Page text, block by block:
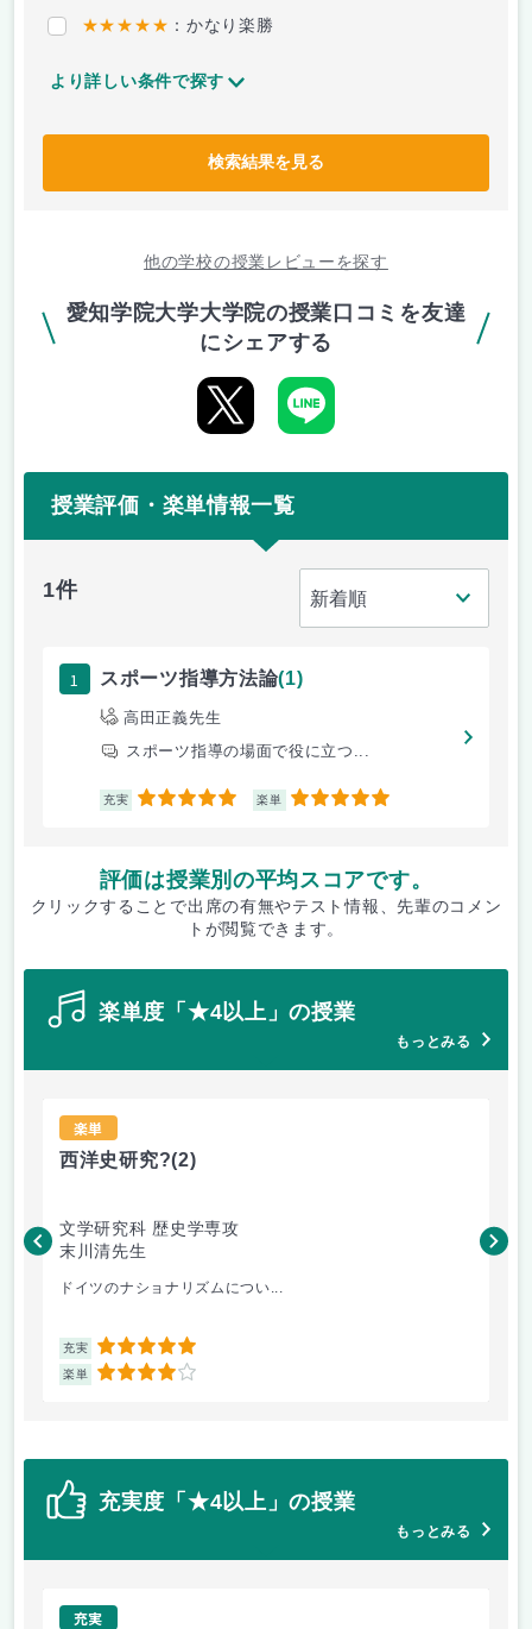
★★★★★ ：かなり楽勝
より詳しい条件で探す
検索結果を見る
他の学校の授業レビューを探す
愛知学院大学大学院の授業口コミを友達
にシェアする
授業評価・楽単情報一覧
1件
1 スポーツ指導方法論(1)
高田正義先生
スポーツ指導の場面で役に立つ...
充実 5 楽単 5
評価は授業別の平均スコアです。
クリックすることで出席の有無やテスト情報、先輩のコメン
トが閲覧できます。
楽単度「★4以上」の授業
もっとみる
楽単
西洋史研究?(2)
文学研究科 歴史学専攻
末川清先生
ドイツのナショナリズムについ...
充実 5
楽単 4
松
充実度「★4以上」の授業
もっとみる
充実